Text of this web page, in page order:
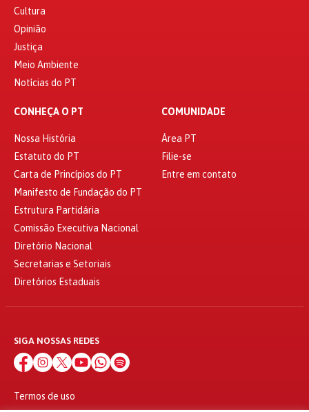
Cultura
Opinião
Justiça
Meio Ambiente
Notícias do PT
CONHEÇA O PT
Nossa História
Estatuto do PT
Carta de Princípios do PT
Manifesto de Fundação do PT
Estrutura Partidária
Comissão Executiva Nacional
Diretório Nacional
Secretarias e Setoriais
Diretórios Estaduais
COMUNIDADE
Área PT
Filie-se
Entre em contato
SIGA NOSSAS REDES
Termos de uso